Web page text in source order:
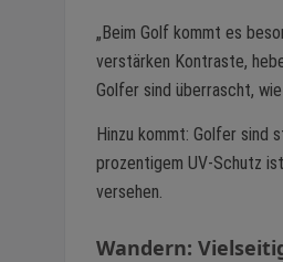
„Beim Golf kommt es
verstärken Kontraste,
Golfer sind überrascht,
Hinzu kommt: Golfer sind
prozentigem UV-Schutz
versehen.
Wandern: